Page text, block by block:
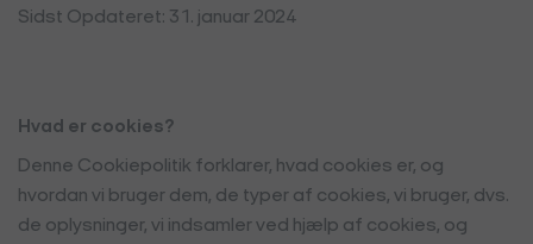
Sidst Opdateret: 31. januar 2024
Hvad er cookies?
Denne Cookiepolitik forklarer, hvad cookies er, og
hvordan vi bruger dem, de typer af cookies, vi bruger, dvs.
de oplysninger, vi indsamler ved hjælp af cookies, og